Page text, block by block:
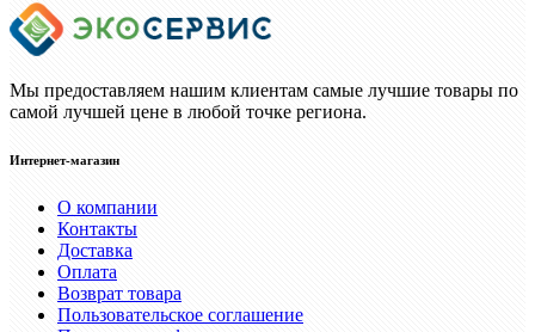
Мы предоставляем нашим клиентам самые лучшие товары по
самой лучшей цене в любой точке региона.
Интернет-магазин
О компании
Контакты
Доставка
Оплата
Возврат товара
Пользовательское соглашение